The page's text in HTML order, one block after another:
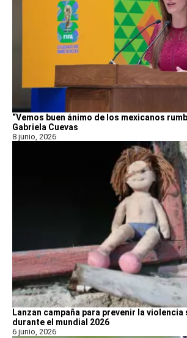
“Vemos buen ánimo de los mexicanos
Gabriela Cuevas
8 junio, 2026
Lanzan campaña para prevenir la violencia
durante el mundial 2026
6 junio, 2026